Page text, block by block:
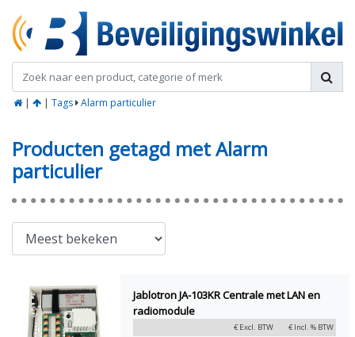
| | Tags Alarm particulier
Producten getagd met Alarm
particulier
Jablotron JA-103KR Centrale met LAN en
radiomodule
€ Excl. BTW € Incl. % BTW